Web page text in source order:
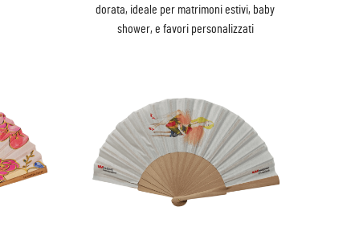
dorata, ideale per matrimoni estivi, baby
shower, e favori personalizzati